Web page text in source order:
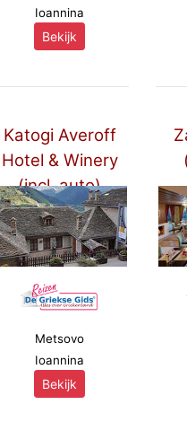
Ioannina
Bekijk
Katogi Averoff
Hotel & Winery
(incl. auto)
****
Metsovo
Ioannina
Bekijk